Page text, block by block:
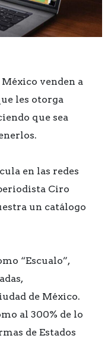
venden a
les otorga
que sea
en las redes
Ciro
un catálogo
“Escualo”,
de México.
al 300% de lo
de Estados